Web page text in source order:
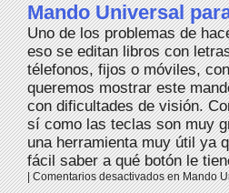
Mando Universal
Uno de los problemas de
eso se editan libros con
télefonos, fijos o móviles,
queremos mostrar este
con dificultades de visión.
sí como las teclas son muy
una herramienta muy útil ya
fácil saber a qué botón le
|Comentarios desactivadosen Mando